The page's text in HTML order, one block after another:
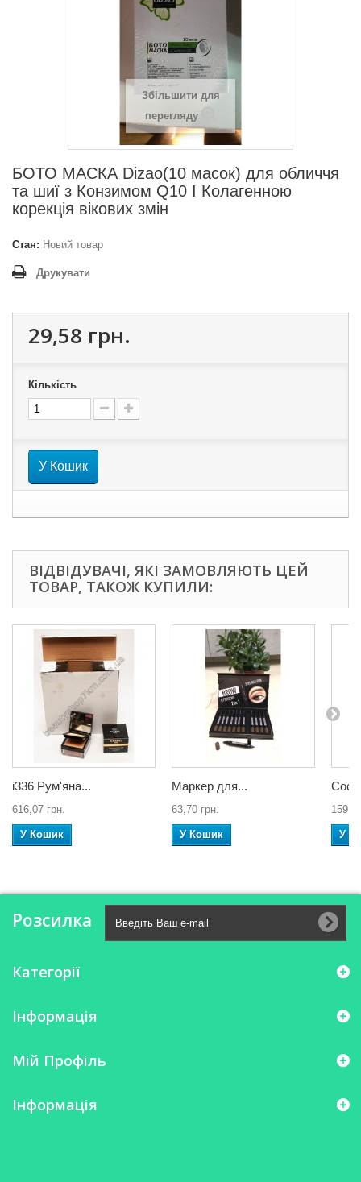
Збільшити для
перегляду
БОТО МАСКА Dizao(10 масок) для обличчя
та шиї з Конзимом Q10 І Колагенною
корекція вікових змін
Стан: Новий товар
Друкувати
29,58 грн.
Кількість
У Кошик
ВІДВІДУВАЧІ, ЯКІ ЗАМОВЛЯЮТЬ ЦЕЙ
ТОВАР, ТАКОЖ КУПИЛИ:
i336 Рум'яна...
616,07 грн.
У Кошик
Маркер для...
63,70 грн.
У Кошик У
Розсилка
Категорії
Інформація
Мій Профіль
Інформація